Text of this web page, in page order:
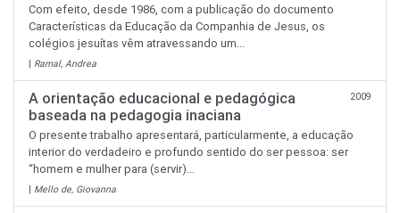
Com efeito, desde 1986, com a publicação do documento
Características da Educação da Companhia de Jesus, os
colégios jesuítas vêm atravessando um...
| Ramal, Andrea
A orientação educacional e pedagógica
baseada na pedagogia inaciana
2009
O presente trabalho apresentará, particularmente, a educação
interior do verdadeiro e profundo sentido do ser pessoa: ser
“homem e mulher para (servir)...
| Mello de, Giovanna